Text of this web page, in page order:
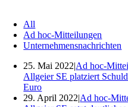
All
Ad hoc-Mitteilungen
Unternehmensnachrichten
25. Mai 2022|Ad hoc-
Allgeier SE platziert
Euro
29. April 2022|Ad hoc-